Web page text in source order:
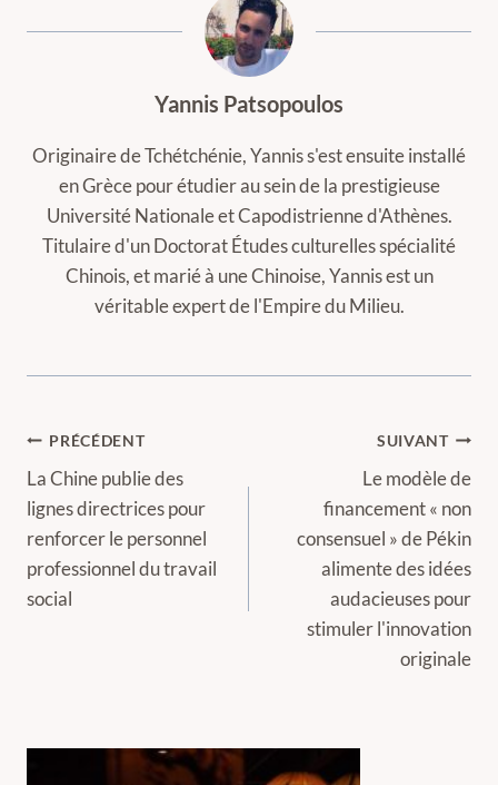
Yannis Patsopoulos
Originaire de Tchétchénie, Yannis s'est ensuite installé
en Grèce pour étudier au sein de la prestigieuse
Université Nationale et Capodistrienne d'Athènes.
Titulaire d'un Doctorat Études culturelles spécialité
Chinois, et marié à une Chinoise, Yannis est un
véritable expert de l'Empire du Milieu.
Navigation
de
l’article
PRÉCÉDENT
La Chine publie des
lignes directrices pour
renforcer le personnel
professionnel du travail
social
SUIVANT
Le modèle de
financement « non
consensuel » de Pékin
alimente des idées
audacieuses pour
stimuler l'innovation
originale